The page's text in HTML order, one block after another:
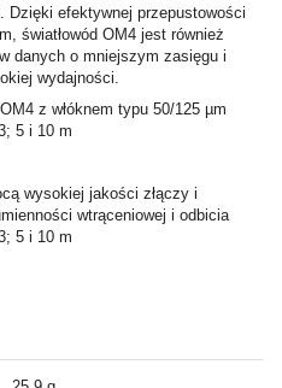
efektywnej przepustowości
światłowód OM4 jest również
danych o mniejszym zasięgu i
wydajności.
z włóknem typu 50/125 µm
5 i 10 m
wysokiej jakości złączy i
wtrąceniowej i odbicia
5 i 10 m